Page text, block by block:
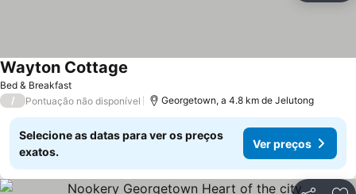
Bed & Breakfast
Wayton Cottage
/ Pontuação não disponível Georgetown, a 4.8 km de Jelutong
Selecione as datas para ver os preços
exatos.
Ver preços